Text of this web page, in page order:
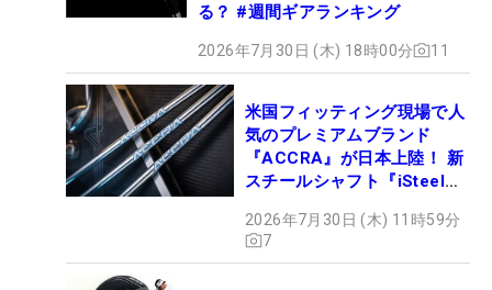
る？ #週間ギアランキング
2026年7月30日 (木) 18時00分 11
米国フィッティング現場で人
気のプレミアムブランド
『ACCRA』が日本上陸！ 新
スチールシャフト『iSteel
2026年7月30日 (木) 11時59分
7